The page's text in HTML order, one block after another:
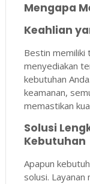
Mengapa
Keahlian
Bestin memiliki
menyediakan
kebutuhan
keamanan,
memastikan
Solusi
Kebutuhan
Apapun
solusi. Layanan